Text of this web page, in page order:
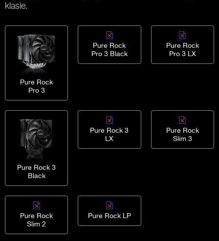
klasie.
Pure Rock
Pro 3
Pure Rock
Pro 3 Black
Pure Rock
Pro 3 LX
Pure Rock 3
Black
Pure Rock 3
LX
Pure Rock
Slim 3
Pure Rock
Slim 2
Pure Rock LP